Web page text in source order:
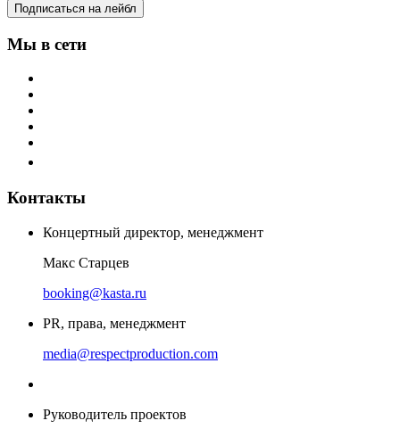
Подписаться на лейбл
Мы в сети
Контакты
Концертный директор, менеджмент
Макс Старцев
booking@kasta.ru
PR, права, менеджмент
media@respectproduction.com
Руководитель проектов